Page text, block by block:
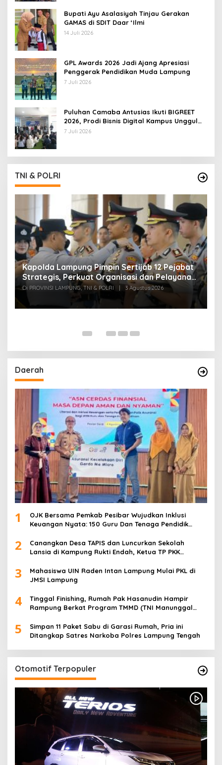
Bupati Ayu Asalasiyah Tinjau Gerakan
GAMAS di SDIT Daar ‘Ilmi
14 Juli 2026
GPL Awards 2026 Jadi Ajang Apresiasi
Penggerak Pendidikan Muda Lampung
7 Juli 2026
Puluhan Camaba Antusias Ikuti BIGREET
2026, Prodi Bisnis Digital Kampus Unggul
IIB Darmajaya Hadirkan Deretan
7 Juli 2026
TNI & POLRI
Kapolda Lampung Pimpin Sertijab 12 Pejabat
Strategis, Perkuat Organisasi dan Pelayanan
Polri Presisi
Di PROVINSI LAMPUNG, TNI & POLRI | 3 Agustus 2026
Daerah
1
OJK Bersama Pemkab Pesibar Wujudkan Inklusi
Keuangan Nyata: 150 Guru Dan Tenaga Pendidik
2
Canangkan Desa TAPIS dan Luncurkan Sekolah
Lansia di Kampung Rukti Endah, Ketua TP PKK
Desa
3
Mahasiswa UIN Raden Intan Lampung Mulai PKL di
JMSI Lampung
4
Tinggal Finishing, Rumah Pak Hasanudin Hampir
Rampung Berkat Program TMMD (TNI Manunggal
5
Simpan 11 Paket Sabu di Garasi Rumah, Pria ini
Ditangkap Satres Narkoba Polres Lampung Tengah
Otomotif Terpopuler